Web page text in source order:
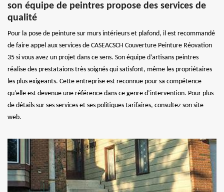
son équipe de peintres propose des services de
qualité
Pour la pose de peinture sur murs intérieurs et plafond, il est recommandé
de faire appel aux services de CASEACSCH Couverture Peinture Réovation
35 si vous avez un projet dans ce sens. Son équipe d’artisans peintres
réalise des prestataions très soignés qui satisfont, même les propriétaires
les plus exigeants. Cette entreprise est reconnue pour sa compétence
qu’elle est devenue une référence dans ce genre d’intervention. Pour plus
de détails sur ses services et ses politiques tarifaires, consultez son site
web.